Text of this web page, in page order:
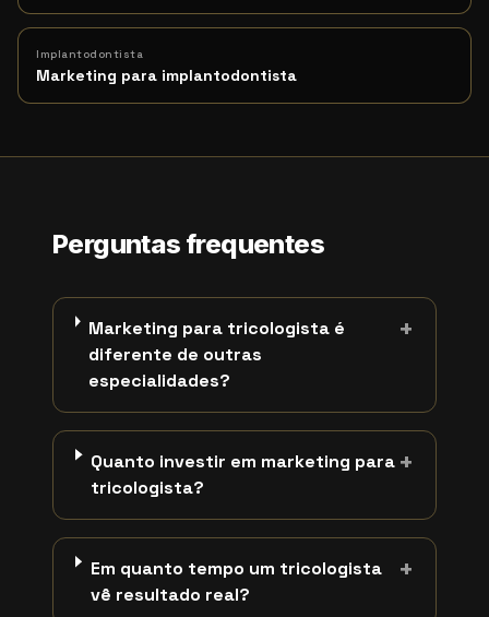
Implantodontista
Marketing para implantodontista
Perguntas frequentes
Marketing para tricologista é
diferente de outras
especialidades?
+
Quanto investir em marketing para
tricologista?
+
Em quanto tempo um tricologista
vê resultado real?
+